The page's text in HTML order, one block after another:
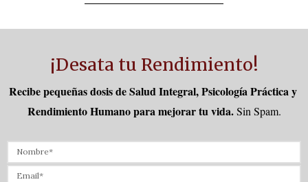
¡Desata tu Rendimiento!
Recibe pequeñas dosis de Salud Integral, Psicología Práctica y
Rendimiento Humano para mejorar tu vida. Sin Spam.